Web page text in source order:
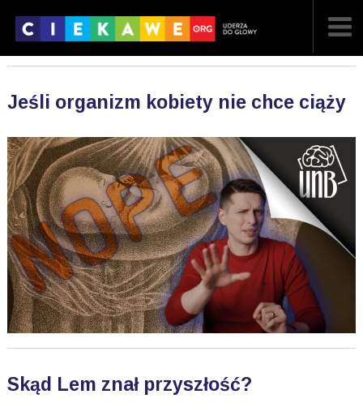
Jeśli organizm kobiety nie chce ciąży
Skąd Lem znał przyszłość?
POPULARNE
LOSOWE
A ARTYKUŁY
F FILMY
G GALERIA
REGULAMIN
KONTAKT